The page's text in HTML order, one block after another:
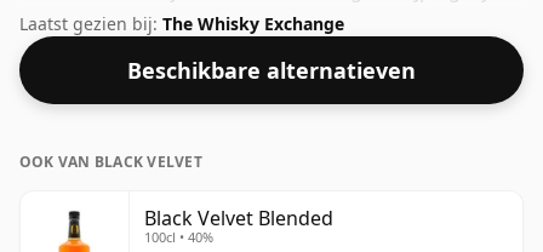
gespecificeerd. Het volume (of ABV) van deze whisky is
40 procent, wat gebruikelijk is voor blended Scotch,
hoewel veel single malts-whisky's tegenwoordig op
hogere sterktes worden gebotteld. De flesgrootte is
Laatst gezien bij: The Whisky Exchange
Beschikbare alternatieven
OOK VAN BLACK VELVET
Black Velvet Blended
100cl • 40%